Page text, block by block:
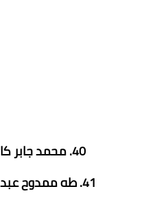
40. محمد جابر كامل السيد المنيا
41. طه ممدوح عبد الوهاب جاد المنيا